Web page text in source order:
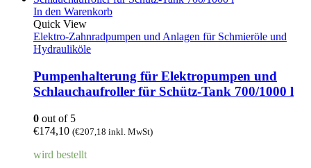
In den Warenkorb
Quick View
Elektro-Zahnradpumpen und Anlagen für Schmieröle und
Hydrauliköle
Pumpenhalterung für Elektropumpen und
Schlauchaufroller für Schütz-Tank 700/1000 l
0 out of 5
€174,10 (€207,18 inkl. MwSt)
wird bestellt